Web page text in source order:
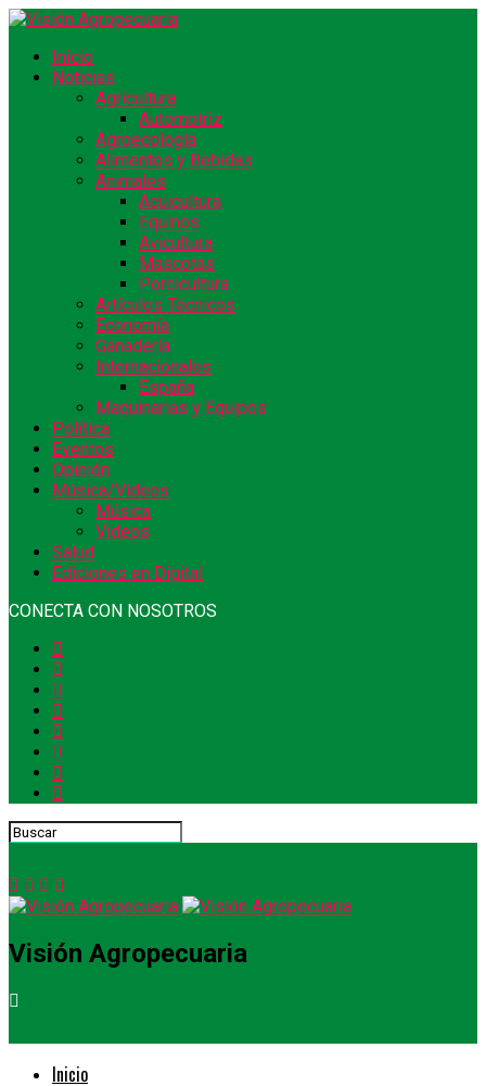
Inicio
Noticias
Agricultura
Automotriz
Agroecología
Alimentos y Bebidas
Animales
Acuicultura
Equinos
Avicultura
Mascotas
Porcicultura
Artículos Técnicos
Economía
Ganadería
Internacionales
España
Maquinarias y Equipos
Política
Eventos
Opinión
Música/Videos
Música
Videos
Salud
Ediciones en Digital
CONECTA CON NOSOTROS
Visión Agropecuaria
Inicio